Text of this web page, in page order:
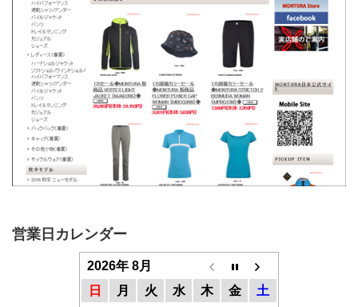
営業日カレンダー
2026年 8月
日
月 火 水 木 金
土